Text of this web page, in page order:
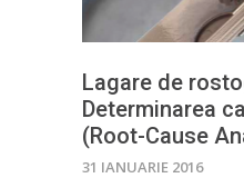
Lagare de
Determinarea
(Root-Cause
31 IANUARIE 2016